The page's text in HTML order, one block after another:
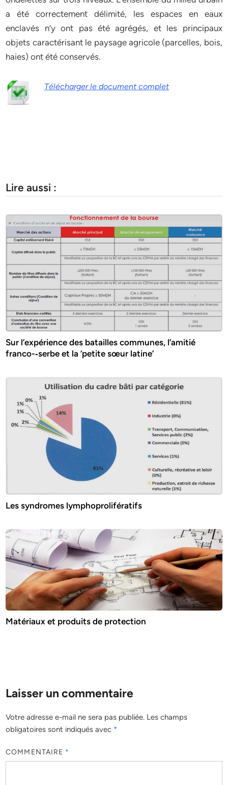
a été correctement délimité, les espaces en eaux
enclavés n’y ont pas été agrégés, et les principaux
objets caractérisant le paysage agricole (parcelles, bois,
haies) ont été conservés.
Télécharger le document complet
Lire aussi :
Sur l’expérience des batailles communes, l’amitié
franco-­‐serbe et la ‘petite sœur latine’
Les syndromes lymphoprolifératifs
Matériaux et produits de protection
Laisser un commentaire
Votre adresse e-mail ne sera pas publiée. Les champs
obligatoires sont indiqués avec *
COMMENTAIRE *